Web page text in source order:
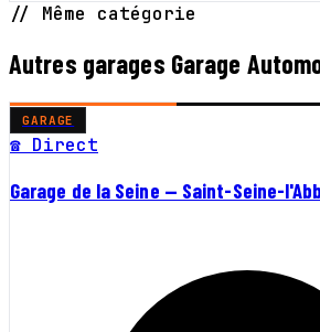
// Même catégorie
Autres garages Garage
GARAGE
☎ Direct
Garage de la Seine — Saint-Seine-